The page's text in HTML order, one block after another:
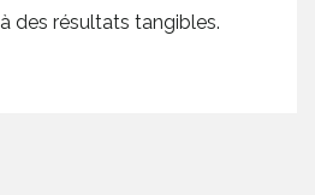
des résultats tangibles.